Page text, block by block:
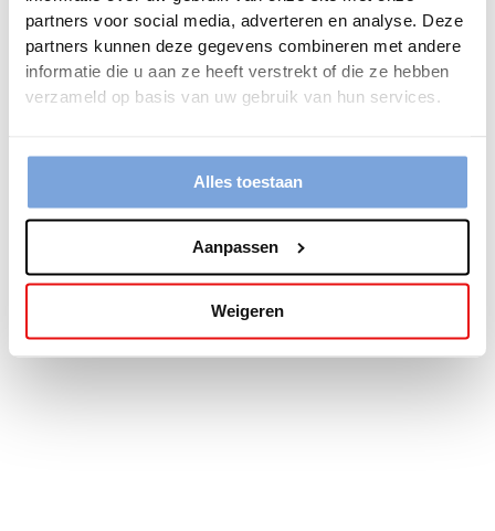
partners voor social media, adverteren en analyse. Deze
partners kunnen deze gegevens combineren met andere
informatie die u aan ze heeft verstrekt of die ze hebben
verzameld op basis van uw gebruik van hun services.
Alles toestaan
Aanpassen
Weigeren
Application error: a client-side exception has occurred while
loading
www.bariseaumottrie.be (see the browser console
more information).